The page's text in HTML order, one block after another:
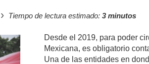
› Tiempo de lectura estimado: 3 minutos
Desde el 2019, para poder
Mexicana, es obligatorio
Una de las entidades en